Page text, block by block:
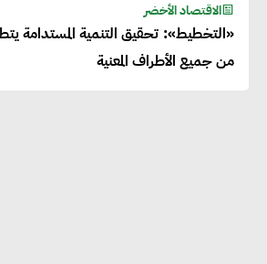
الاقتصاد الأخضر
«التخطيط»: تحقيق التنمية المستدامة
من جميع الأطراف المعنية